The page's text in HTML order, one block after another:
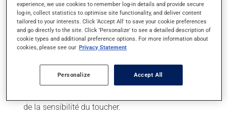
il peut causer des douleurs articulaires;
il peut causer une douleur au site d'injection;
il peut causer des douleurs musculaires;
il peut causer des nausées ou, rarement, des
il peut causer de l'enflure aux jambes, de la rétention
d'eau;
de la sensibilité du toucher.
experience, we use cookies to remember log-in details and provide secure
log-in, collect statistics to optimise site functionality, and deliver content
tailored to your interests. Click 'Accept All' to save your cookie preferences
and go directly to the site. Click 'Personalize' to see a detailed description of
cookie types and additional preference options. For more information about
cookies, please see our Privacy Statement
Personalize Accept All